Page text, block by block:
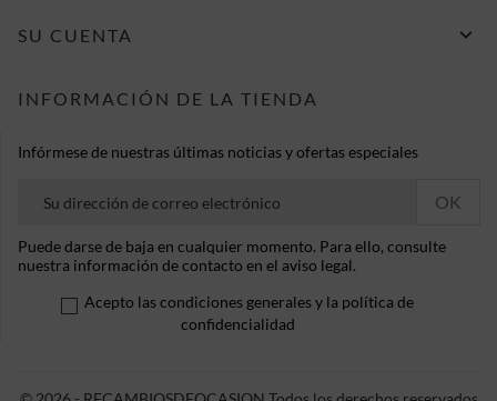
SU CUENTA 
INFORMACIÓN DE LA TIENDA
Infórmese de nuestras últimas noticias y ofertas especiales
Puede darse de baja en cualquier momento. Para ello, consulte
nuestra información de contacto en el aviso legal.
Acepto las condiciones generales y la política de
confidencialidad